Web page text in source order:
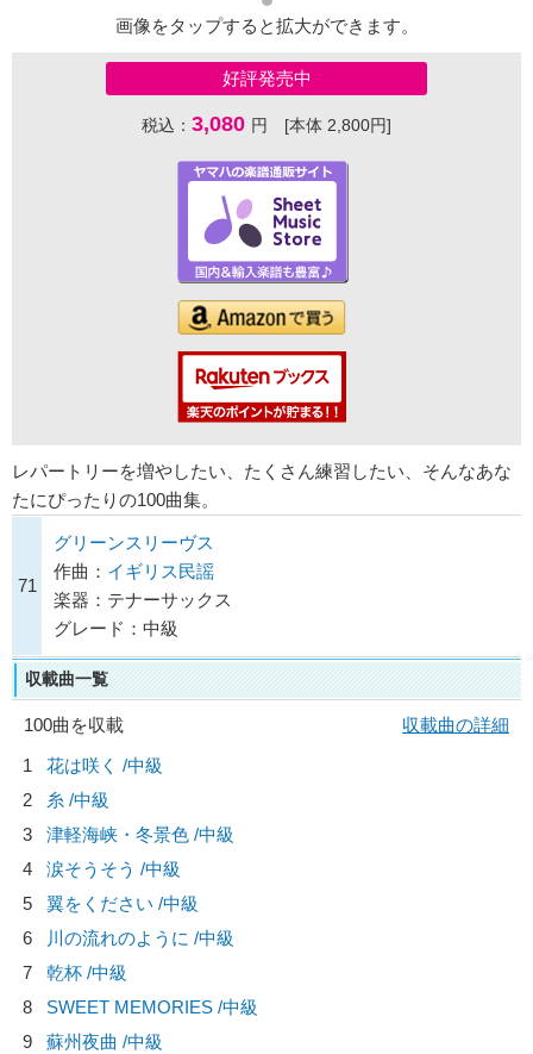
画像をタップすると拡大ができます。
好評発売中
税込： 3,080 円 [本体 2,800円]
レパートリーを増やしたい、たくさん練習したい、そんなあな
たにぴったりの100曲集。
71
グリーンスリーヴス
作曲： イギリス民謡
楽器：テナーサックス
グレード：中級
収載曲一覧
100曲を収載
収載曲の詳細
1
花は咲く /中級
2
糸 /中級
3
津軽海峡・冬景色 /中級
4
涙そうそう /中級
5
翼をください /中級
6
川の流れのように /中級
7
乾杯 /中級
8
SWEET MEMORIES /中級
9
蘇州夜曲 /中級